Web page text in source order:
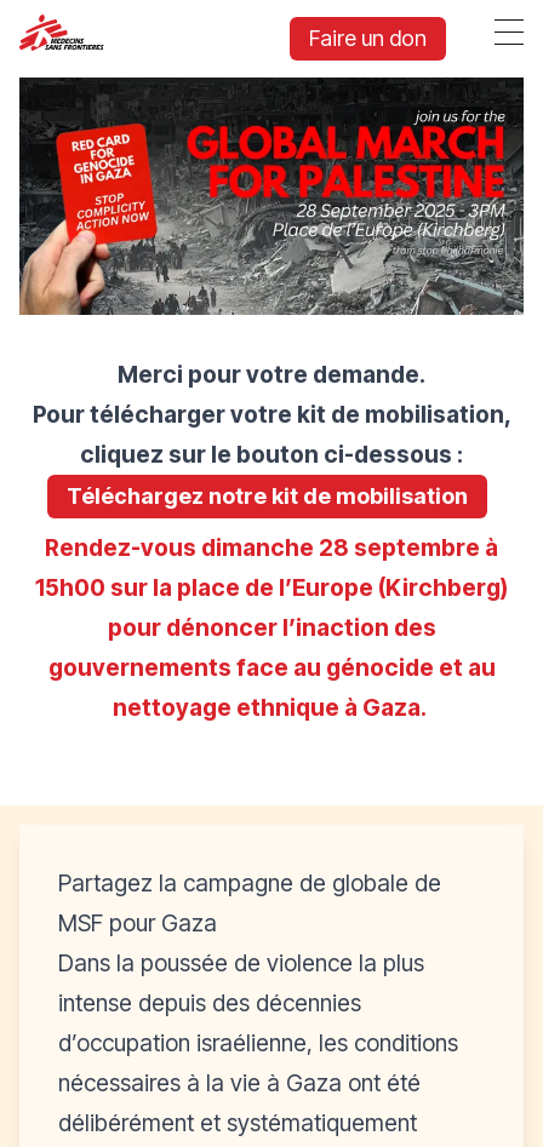
Faire un don
Merci pour votre demande.
Pour télécharger votre kit de mobilisation,
cliquez sur le bouton ci-dessous :
Téléchargez notre kit de mobilisation
Rendez-vous dimanche 28 septembre à
15h00 sur la place de l’Europe (Kirchberg)
pour dénoncer l’inaction des
gouvernements face au génocide et au
nettoyage ethnique à Gaza.
Partagez la campagne de globale de
MSF pour Gaza
Dans la poussée de violence la plus
intense depuis des décennies
d’occupation israélienne, les conditions
nécessaires à la vie à Gaza ont été
délibérément et systématiquement